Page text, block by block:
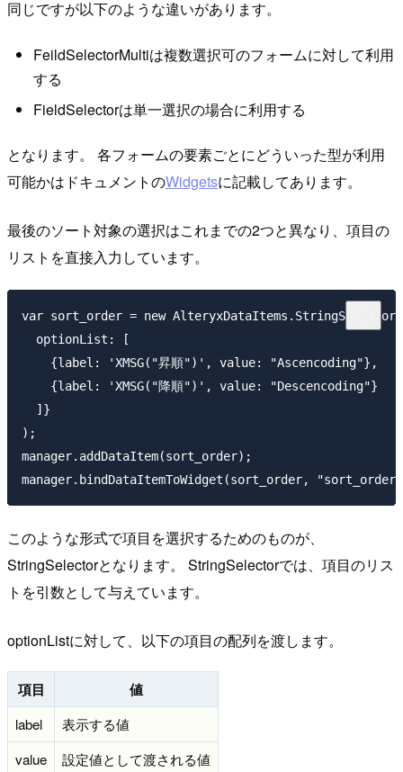
同じですが以下のような違いがあります。
FeildSelectorMultiは複数選択可のフォームに対して利用
する
FieldSelectorは単一選択の場合に利用する
となります。 各フォームの要素ごとにどういった型が利用
可能かはドキュメントのWidgetsに記載してあります。
最後のソート対象の選択はこれまでの2つと異なり、項目の
リストを直接入力しています。
var sort_order = new
  optionList: [
    {label: 'XMSG("昇順")', value: "Ascencoding"},
    {label: 'XMSG("降順")', value: "Descencoding"}
  ]}
);
manager.addDataItem(sort_order);
このような形式で項目を選択するためのものが、
StringSelectorとなります。 StringSelectorでは、項目のリス
トを引数として与えています。
optionListに対して、以下の項目の配列を渡します。
項目 値
label
表示する値
value
設定値として渡される値